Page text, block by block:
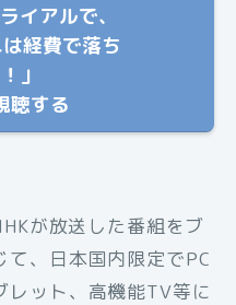
イアルで、
経費で落ち
」
聴する
が放送した番組をブ
て、日本国内限定でPC
レット、高機能TV等に